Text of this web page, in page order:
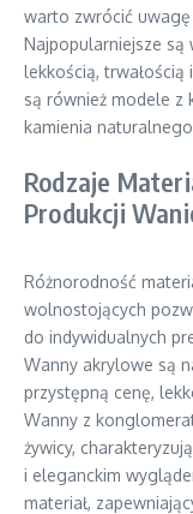
warto zwrócić uwagę
Najpopularniejsze są
lekkością,
są również modele z
kamienia
Rodzaje
Produkcji
Różnorodność
wolnostojących
do indywidualnych
Wanny akrylowe są
przystępną cenę,
Wanny z
żywicy,
i eleganckim
materiał,